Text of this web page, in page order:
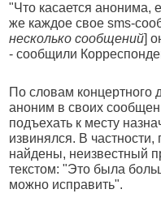
"Что касается анонима,
же каждое свое sms-
несколько сообщений]
- сообщили
По словам концертного
аноним в своих
подъехать к месту
извинялся. В частности,
найдены, неизвестный
текстом: "Это была
можно исправить".